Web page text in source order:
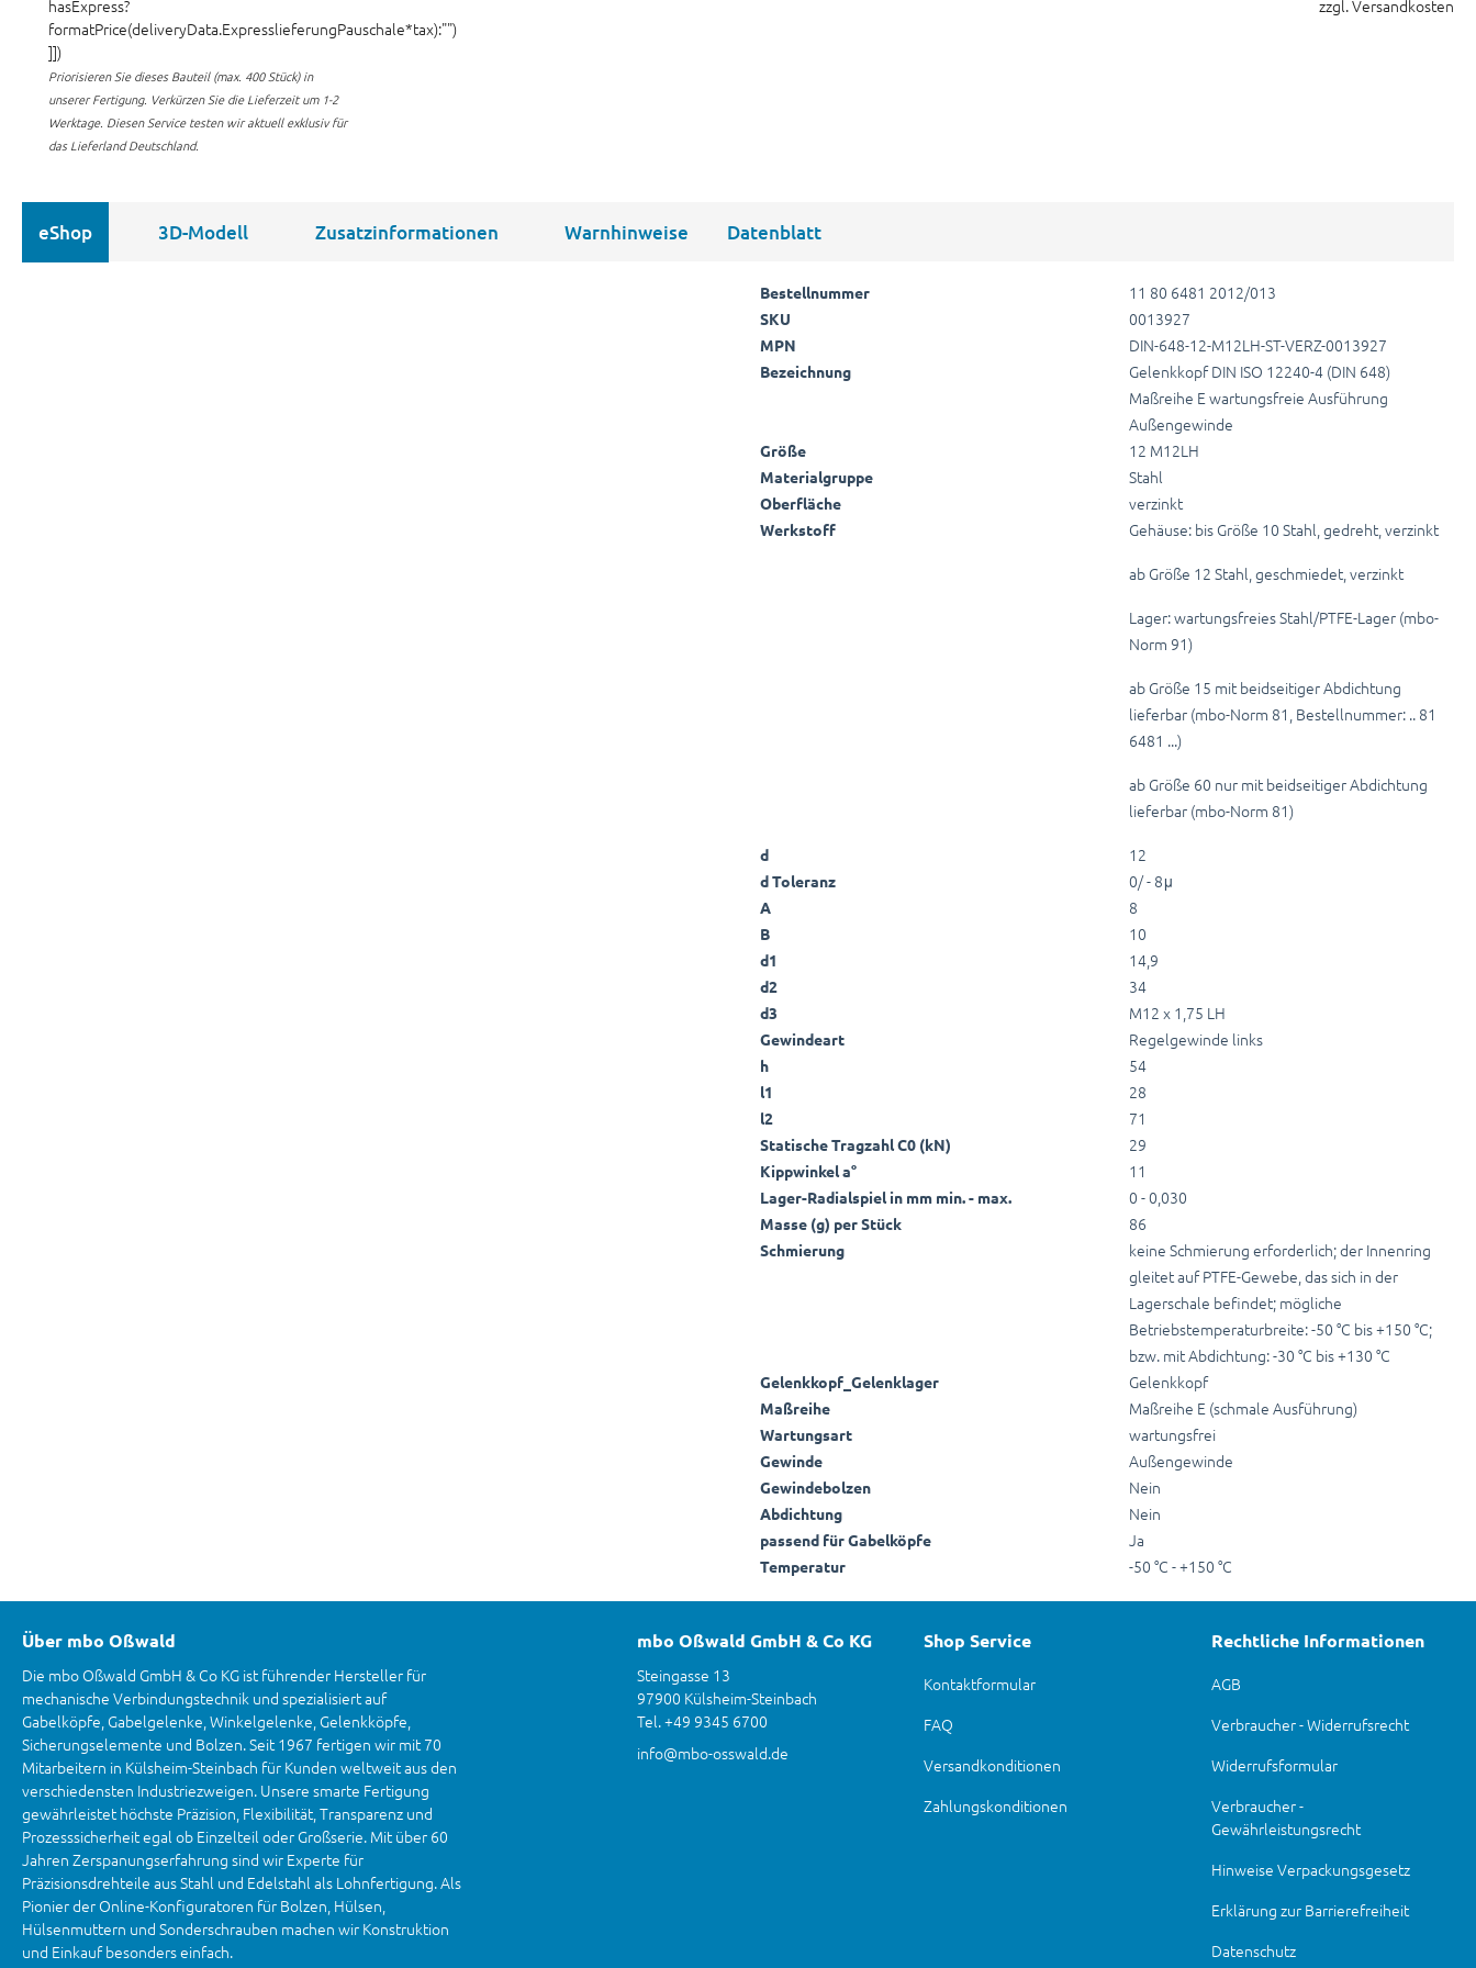
hasExpress?
formatPrice(deliveryData.ExpresslieferungPauschale*tax):"")
]])
Priorisieren Sie dieses Bauteil (max. 400 Stück) in
unserer Fertigung. Verkürzen Sie die Lieferzeit um 1-2
Werktage. Diesen Service testen wir aktuell exklusiv für
das Lieferland Deutschland.
zzgl. Versandkosten
eShop 3D-Modell Zusatzinformationen Warnhinweise Datenblatt
Bestellnummer 11 80 6481 2012/013
SKU 0013927
MPN DIN-648-12-M12LH-ST-VERZ-0013927
Bezeichnung
Gelenkkopf DIN ISO 12240-4 (DIN 648)
Maßreihe E wartungsfreie Ausführung
Außengewinde
Größe 12 M12LH
Materialgruppe Stahl
Oberfläche verzinkt
Werkstoff
Gehäuse: bis Größe 10 Stahl, gedreht, verzinkt
ab Größe 12 Stahl, geschmiedet, verzinkt
Lager: wartungsfreies Stahl/PTFE-Lager (mbo-
Norm 91)
ab Größe 15 mit beidseitiger Abdichtung
lieferbar (mbo-Norm 81, Bestellnummer: .. 81
6481 ...)
ab Größe 60 nur mit beidseitiger Abdichtung
lieferbar (mbo-Norm 81)
d 12
d Toleranz 0/ - 8μ
A 8
B 10
d1 14,9
d2 34
d3 M12 x 1,75 LH
Gewindeart Regelgewinde links
h 54
l1 28
l2 71
Statische Tragzahl C0 (kN) 29
Kippwinkel a° 11
Lager-Radialspiel in mm min. - max. 0 - 0,030
Masse (g) per Stück 86
Schmierung
keine Schmierung erforderlich; der Innenring
gleitet auf PTFE-Gewebe, das sich in der
Lagerschale befindet; mögliche
Betriebstemperaturbreite: -50 °C bis +150 °C;
bzw. mit Abdichtung: -30 °C bis +130 °C
Gelenkkopf_Gelenklager Gelenkkopf
Maßreihe Maßreihe E (schmale Ausführung)
Wartungsart wartungsfrei
Gewinde Außengewinde
Gewindebolzen Nein
Abdichtung Nein
passend für Gabelköpfe Ja
Temperatur -50 °C - +150 °C
Über mbo Oßwald
Die mbo Oßwald GmbH & Co KG ist führender Hersteller für
mechanische Verbindungstechnik und spezialisiert auf
Gabelköpfe, Gabelgelenke, Winkelgelenke, Gelenkköpfe,
Sicherungselemente und Bolzen. Seit 1967 fertigen wir mit 70
Mitarbeitern in Külsheim-Steinbach für Kunden weltweit aus den
verschiedensten Industriezweigen. Unsere smarte Fertigung
gewährleistet höchste Präzision, Flexibilität, Transparenz und
Prozesssicherheit egal ob Einzelteil oder Großserie. Mit über 60
Jahren Zerspanungserfahrung sind wir Experte für
Präzisionsdrehteile aus Stahl und Edelstahl als Lohnfertigung. Als
Pionier der Online-Konfiguratoren für Bolzen, Hülsen,
Hülsenmuttern und Sonderschrauben machen wir Konstruktion
und Einkauf besonders einfach.
mbo Oßwald GmbH & Co KG
Steingasse 13
97900 Külsheim-Steinbach
Tel. +49 9345 6700
info@mbo-osswald.de
Shop Service
Kontaktformular
FAQ
Versandkonditionen
Zahlungskonditionen
Rechtliche Informationen
AGB
Verbraucher - Widerrufsrecht
Widerrufsformular
Verbraucher -
Gewährleistungsrecht
Hinweise Verpackungsgesetz
Erklärung zur Barrierefreiheit
Datenschutz